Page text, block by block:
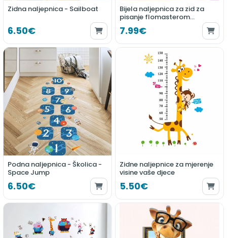
Zidna naljepnica - Sailboat
6.50€
Bijela naljepnica za zid za
pisanje flomasterom
45x200cm
7.99€
Podna naljepnica - Školica -
Space Jump
6.50€
Zidne naljepnice za mjerenje
visine vaše djece
5.50€